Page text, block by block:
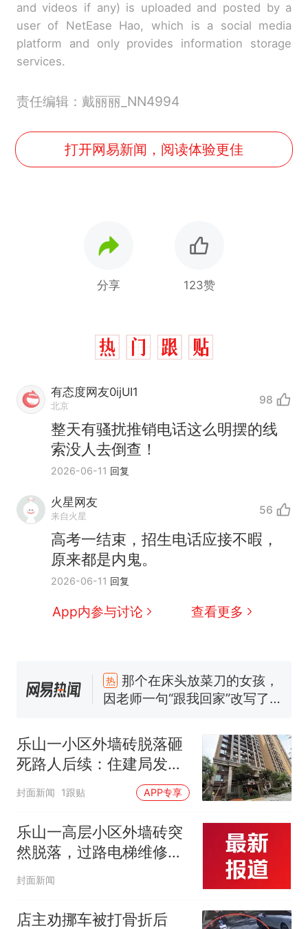
and videos if any) is uploaded and posted by a
user of NetEase Hao, which is a social media
platform and only provides information storage
services.
责任编辑：戴丽丽_NN4994
打开网易新闻，阅读体验更佳
分享 123赞
有态度网友0ijUI1
北京 98
整天有骚扰推销电话这么明摆的线
索没人去倒查！
2026-06-11 回复
火星网友
来自火星 56
高考一结束，招生电话应接不暇，
原来都是内鬼。
2026-06-11 回复
App内参与讨论 查看更多
人生
新
制裁瓜子饺子，美国怕什
么？
号，仅凭视频评出？中国烹饪
协会回应
男子上山采菌偶然发现鸡枞菌
窝，原地守1天等它长大：挖了
140多朵
美国渔民钓获鲨鱼徒手将其拽
来源：参考消息）
笔试第一被第二名传话劝弃考
官方通报
那个在床头放菜刀的女孩，
因老师一句“跟我回家”改写了
乐山一小区外墙砖脱落砸
死路人后续：住建局发文
全区排查整治，事发小区
多楼栋打围排危｜追踪到
底
封面新闻 1跟贴 APP专享
乐山一高层小区外墙砖突
然脱落，过路电梯维修工
被砸不幸离世
封面新闻
店主劝挪车被打骨折后